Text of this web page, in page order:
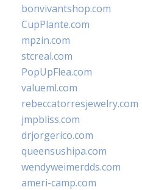
bonvivantshop.com
CupPlante.com
mpzin.com
stcreal.com
PopUpFlea.com
valueml.com
rebeccatorresjewelry.com
jmpbliss.com
drjorgerico.com
queensushipa.com
wendyweimerdds.com
ameri-camp.com